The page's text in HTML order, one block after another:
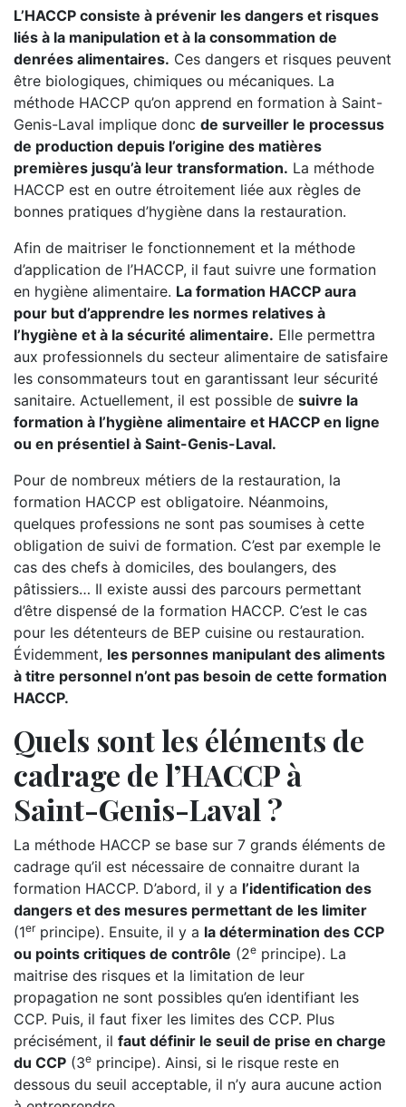
L’HACCP consiste à prévenir les dangers et risques
liés à la manipulation et à la consommation de
denrées alimentaires. Ces dangers et risques peuvent
être biologiques, chimiques ou mécaniques. La
méthode HACCP qu’on apprend en formation à Saint-
Genis-Laval implique donc de surveiller le processus
de production depuis l’origine des matières
premières jusqu’à leur transformation. La méthode
HACCP est en outre étroitement liée aux règles de
bonnes pratiques d’hygiène dans la restauration.
Afin de maitriser le fonctionnement et la méthode
d’application de l’HACCP, il faut suivre une formation
en hygiène alimentaire. La formation HACCP aura
pour but d’apprendre les normes relatives à
l’hygiène et à la sécurité alimentaire. Elle permettra
aux professionnels du secteur alimentaire de satisfaire
les consommateurs tout en garantissant leur sécurité
sanitaire. Actuellement, il est possible de suivre la
formation à l’hygiène alimentaire et HACCP en ligne
ou en présentiel à Saint-Genis-Laval.
Pour de nombreux métiers de la restauration, la
formation HACCP est obligatoire. Néanmoins,
quelques professions ne sont pas soumises à cette
obligation de suivi de formation. C’est par exemple le
cas des chefs à domiciles, des boulangers, des
pâtissiers… Il existe aussi des parcours permettant
d’être dispensé de la formation HACCP. C’est le cas
pour les détenteurs de BEP cuisine ou restauration.
Évidemment, les personnes manipulant des aliments
à titre personnel n’ont pas besoin de cette formation
HACCP.
Quels sont les éléments de
cadrage de l’HACCP à
Saint-Genis-Laval ?
La méthode HACCP se base sur 7 grands éléments de
cadrage qu’il est nécessaire de connaitre durant la
formation HACCP. D’abord, il y a l’identification des
dangers et des mesures permettant de les limiter
(1erprincipe). Ensuite, il y a la détermination des CCP
ou points critiques de contrôle (2e principe). La
maitrise des risques et la limitation de leur
propagation ne sont possibles qu’en identifiant les
CCP. Puis, il faut fixer les limites des CCP. Plus
précisément, il faut définir le seuil de prise en charge
du CCP (3e principe). Ainsi, si le risque reste en
dessous du seuil acceptable, il n’y aura aucune action